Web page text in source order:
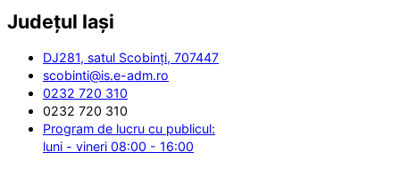
Județul Iași
DJ281, satul Scobinți, 707447
scobinti@is.e-adm.ro
0232 720 310
0232 720 310
Program de lucru cu publicul:
luni - vineri 08:00 - 16:00